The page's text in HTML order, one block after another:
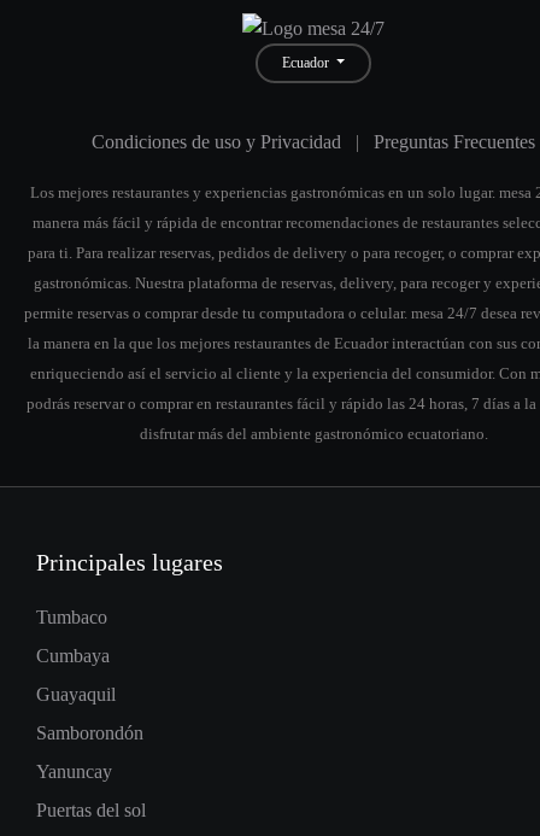
Ecuador
Condiciones de uso y Privacidad | Preguntas Frecuentes
Los mejores restaurantes y experiencias gastronómicas en un solo lugar. mesa
manera más fácil y rápida de encontrar recomendaciones de restaurantes
para ti. Para realizar reservas, pedidos de delivery o para recoger, o comprar
gastronómicas. Nuestra plataforma de reservas, delivery, para recoger y
permite reservas o comprar desde tu computadora o celular. mesa 24/7 desea
la manera en la que los mejores restaurantes de Ecuador interactúan con sus
enriqueciendo así el servicio al cliente y la experiencia del consumidor. Con
podrás reservar o comprar en restaurantes fácil y rápido las 24 horas, 7 días a la
disfrutar más del ambiente gastronómico ecuatoriano.
Principales lugares
Tumbaco
Cumbaya
Guayaquil
Samborondón
Yanuncay
Puertas del sol